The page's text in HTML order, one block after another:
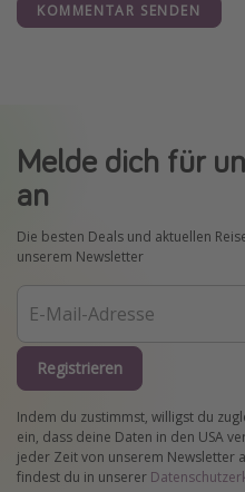
KOMMENTAR SENDEN
Melde dich für
an
Die besten Deals und aktuellen
unserem Newsletter
Registrieren
Indem du zustimmst, willigst du
ein, dass deine Daten in den USA
jeder Zeit von unserem Newsletter
findest du in unserer